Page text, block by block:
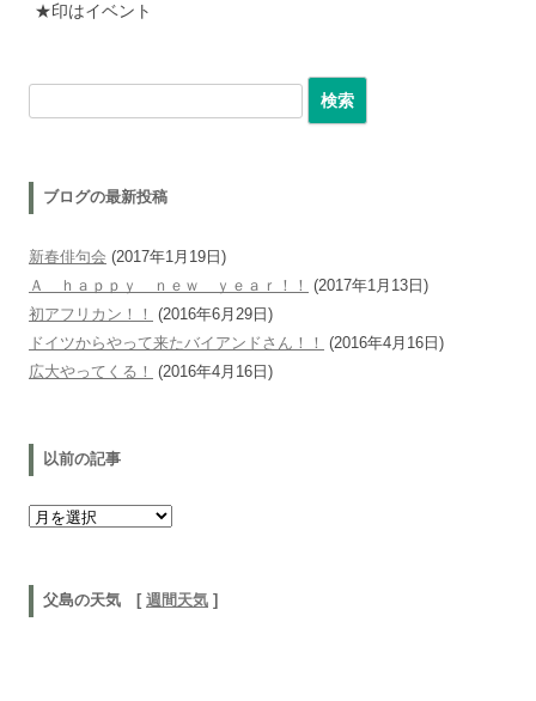
★印はイベント
検索:
ブログの最新投稿
新春俳句会 (2017年1月19日)
Ａ ｈａｐｐｙ ｎｅｗ ｙｅａｒ！！
(2017年1月13日)
初アフリカン！！
(2016年6月29日)
ドイツからやって来たバイアンドさん！！
(2016年4月16日)
広大やってくる！
(2016年4月16日)
以前の記事
以前の記事
父島の天気 [ 週間天気 ]